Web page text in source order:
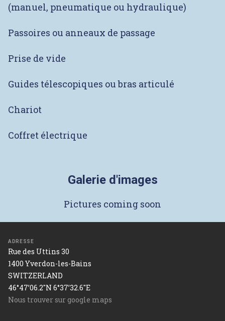
(manuel, pneumatique ou hydraulique)
Passoires ou anneaux de passage
Prise de vide
Guides télescopiques ou bras articulé
Chariot
Coffret électrique
Galerie d'images
Pictures coming soon
ADRESSE
Rue des Uttins 30
1400 Yverdon-les-Bains
SWITZERLAND
46°47’06.2"N 6°37’32.6"E
Nous trouver sur google maps